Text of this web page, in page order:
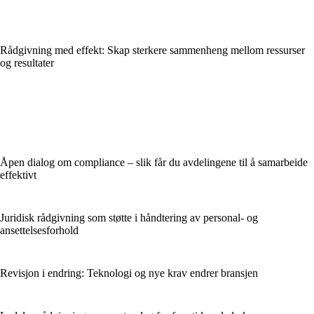
Rådgivning med effekt: Skap sterkere sammenheng mellom ressurser
og resultater
Åpen dialog om compliance – slik får du avdelingene til å samarbeide
effektivt
Juridisk rådgivning som støtte i håndtering av personal- og
ansettelsesforhold
Revisjon i endring: Teknologi og nye krav endrer bransjen